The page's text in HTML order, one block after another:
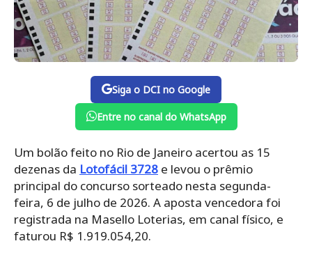
Siga o DCI no Google
Entre no canal do WhatsApp
Um bolão feito no Rio de Janeiro acertou as 15
dezenas da Lotofácil 3728 e levou o prêmio
principal do concurso sorteado nesta segunda-
feira, 6 de julho de 2026. A aposta vencedora foi
registrada na Masello Loterias, em canal físico, e
faturou R$ 1.919.054,20.